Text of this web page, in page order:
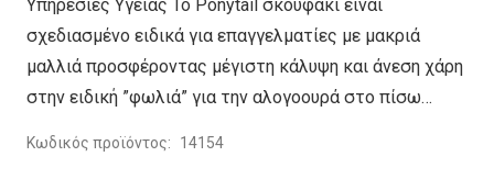
Υπηρεσίες Υγείας Το Ponytail σκουφάκι είναι
σχεδιασμένο ειδικά για επαγγελματίες με μακριά
μαλλιά προσφέροντας μέγιστη κάλυψη και άνεση χάρη
στην ειδική ”φωλιά” για την αλογοουρά στο πίσω…
Κωδικός προϊόντος: 14154